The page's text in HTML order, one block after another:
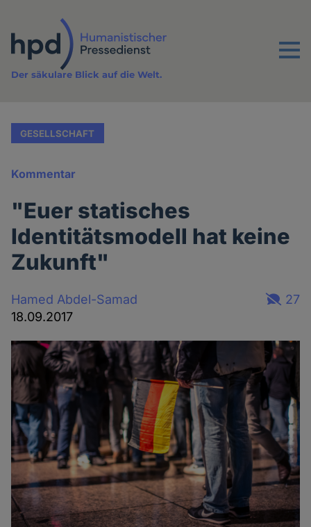
Inhalt
Menu
Der säkulare Blick auf die Welt.
GESELLSCHAFT
Kommentar
"Euer statisches
Identitätsmodell hat keine
Zukunft"
Hamed Abdel-Samad
18.09.2017
27